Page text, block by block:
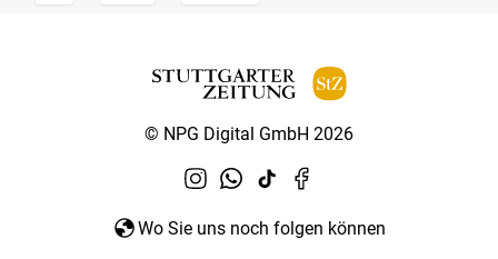
© NPG Digital GmbH 2026
Wo Sie uns noch folgen können